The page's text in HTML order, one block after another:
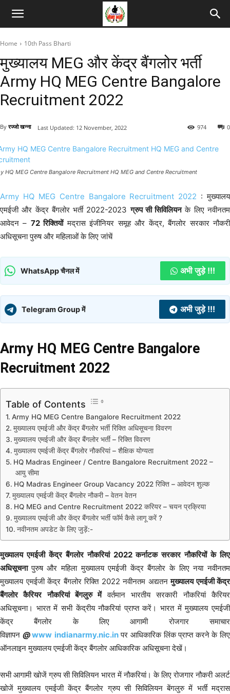
Home 10th Pass Bharti
मुख्यालय MEG और केंद्र बैंगलोर भर्ती
Army HQ MEG Centre Bangalore
Recruitment 2022
By रज्जो खन्ना 0
974
Last Updated: 12 November, 2022
HQ MEG Centre Bangalore Recruitment HQ MEG and Centre Recruitment
Army HQ MEG Centre Bangalore Recruitment 2022 : मुख्यालय
एमईजी और केंद्र बैंगलोर भर्ती 2022-2023ग्रुप सी सिविलियनके लिए नवीनतम
आवेदन – 72 रिक्तियोंमद्रास इंजीनियर समूह और केंद्र, बैंगलोर सरकार नौकरी
अधिसूचना पुरुष और महिलाओं के लिए जांचें
WhatsApp चैनल में अभी जुड़े !!!
Telegram Group में अभी जुड़े !!!
Army HQ MEG Centre Bangalore
Recruitment 2022
Table of Contents
Army HQ MEG Centre Bangalore Recruitment 2022
मुख्यालय एमईजी और केंद्र बैंगलोर भर्ती रिक्ति अधिसूचना विवरण
मुख्यालय एमईजी और केंद्र बैंगलोर भर्ती – रिक्ति विवरण
मुख्यालय एमईजी केंद्र बैंगलोर नौकरियां – शैक्षिक योग्यता
HQ Madras Engineer / Centre Bangalore Recruitment 2022 –
आयु सीमा
HQ Madras Engineer Group Vacancy 2022 रिक्ति – आवेदन शुल्क
मुख्यालय एमईजी केंद्र बैंगलोर नौकरी – वेतन वेतन
HQ MEG and Centre Recruitment 2022 करियर – चयन प्रक्रिया
मुख्यालय एमईजी और केंद्र बैंगलोर भर्ती फॉर्म कैसे लागू करें ?
नवीनतम अपडेट के लिए जुड़ें:-
मुख्यालय एमईजी केंद्र बैंगलोर नौकरियां 2022 कर्नाटक सरकार नौकरियों के लिए
अधिसूचनापुरुष और महिला मुख्यालय एमईजी केंद्र बैंगलोर के लिए नया नवीनतम
मुख्यालय एमईजी केंद्र बैंगलोर रिक्ति 2022 नवीनतम अद्यतनमुख्यालय एमईजी केंद्र
बैंगलोर कैरियर नौकरियां बेंगलुरु मेंवर्तमान भारतीय सरकारी नौकरियां कैरियर
अधिसूचना। भारत में सभी केंद्रीय नौकरियां प्राप्त करें। भारत में मुख्यालय एमईजी
केंद्र बैंगलोर के लिए आगामी रोजगार समाचार
विज्ञापन @www indianarmy.nic.inपर आधिकारिक लिंक प्राप्त करने के लिए
ऑनलाइन मुख्यालय एमईजी केंद्र बैंगलोर आधिकारिक अधिसूचना देखें।
सभी आगामी खोजें ग्रुप सी सिविलियन भारत में नौकरियां। के लिए रोजगार नौकरी अलर्ट
खोजें मुख्यालय एमईजी केंद्र बैंगलोर ग्रुप सी सिविलियन बेंगलुरु में भर्ती मद्रास